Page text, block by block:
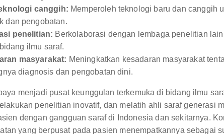
canggih: Memperoleh teknologi baru dan canggih
dan pengobatan.
penelitian: Berkolaborasi dengan lembaga penelitian
ilmu saraf.
masyarakat: Meningkatkan kesadaran masyarakat
diagnosis dan pengobatan dini.
menjadi pusat keunggulan terkemuka di bidang ilmu
penelitian inovatif, dan melatih ahli saraf generasi
dengan gangguan saraf di Indonesia dan sekitarnya.
yang berpusat pada pasien menempatkannya sebagai